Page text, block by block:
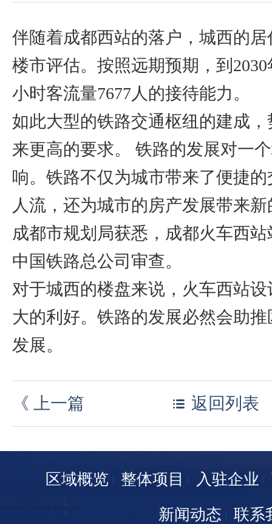
伴随着成都西站的落户，城西的
楼市评估。按照远期预期，到
小时客流量7677人的接待能力。
如此大型的铁路交通枢纽的建成
来更高的要求。 铁路的发展对一
响。铁路不仅为城市带来了便捷
人流，还为城市的房产发展带来
成都市规划局获悉，成都火车西
中国铁路总公司审查。
对于城西的楼盘来说，火车西站
大的利好。铁路的发展必然会助
发展。
《 上一篇 返回列表
区域概览 整体项目 入驻企业
新闻动态
联系